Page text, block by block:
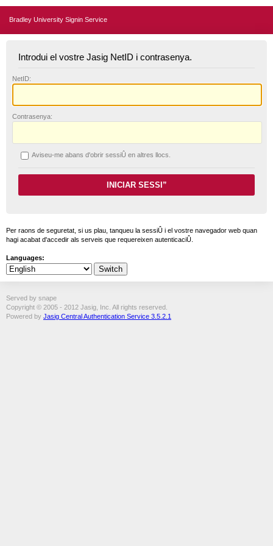
Bradley University Signin Service
Introdui el vostre Jasig NetID i contrasenya.
NetID:
Contrasenya:
Aviseu-me abans d'obrir sessiÛ en altres llocs.
Per raons de seguretat, si us plau, tanqueu la sessiÛ i el vostre navegador web quan
hagi acabat d'accedir als serveis que requereixen autenticaciÛ.
Languages:
Served by snape
Copyright © 2005 - 2012 Jasig, Inc. All rights reserved.
Powered by Jasig Central Authentication Service 3.5.2.1